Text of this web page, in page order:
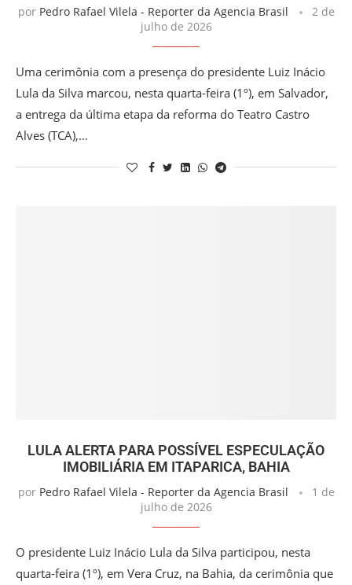
por Pedro Rafael Vilela - Reporter da Agencia Brasil
2 de
julho de 2026
Uma cerimônia com a presença do presidente Luiz Inácio
Lula da Silva marcou, nesta quarta-feira (1º), em Salvador,
a entrega da última etapa da reforma do Teatro Castro
Alves (TCA),…
LULA ALERTA PARA POSSÍVEL ESPECULAÇÃO
IMOBILIÁRIA EM ITAPARICA, BAHIA
por Pedro Rafael Vilela - Reporter da Agencia Brasil
1 de
julho de 2026
O presidente Luiz Inácio Lula da Silva participou, nesta
quarta-feira (1º), em Vera Cruz, na Bahia, da cerimônia que